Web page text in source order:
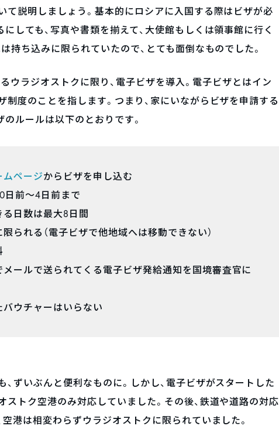
て説明しましょう。基本的にロシアに入国する際はビザが必
しても、写真や書類を揃えて、大使館もしくは領事館に行く
持ち込みに限られていたので、とても面倒なものでした。
ウラジオストクに限り、電子ビザを導入。電子ビザとはイン
度のことを指します。つまり、家にいながらビザを申請する
ルールは以下のとおりです。
ムページからビザを申し込む
日前～4日前まで
る日数は最大8日間
られる（電子ビザで他地域へは移動できない）
メールで送られてくる電子ビザ発給通知を国境審査官に
バウチャーはいらない
ずいぶんと便利なものに。しかし、電子ビザがスタートした
ストク空港のみ対応していました。その後、鉄道や道路の対応
港は相変わらずウラジオストクに限られていました。